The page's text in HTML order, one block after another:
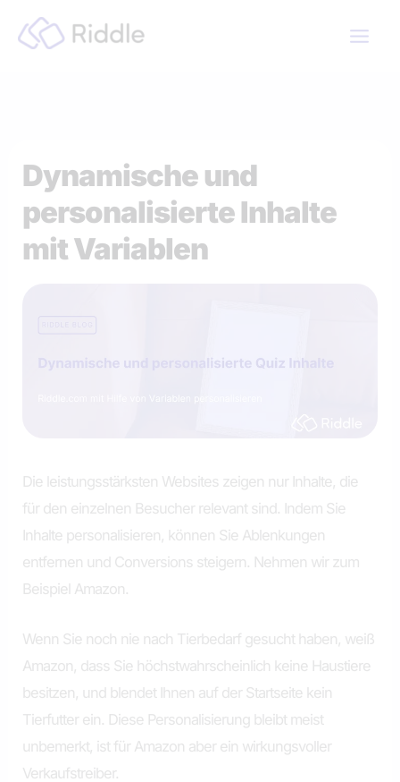
Inhalt
Dynamische und
personalisierte Inhalte
mit Variablen
Die leistungsstärksten Websites zeigen nur Inhalte, die
für den einzelnen Besucher relevant sind. Indem Sie
Inhalte personalisieren, können Sie Ablenkungen
entfernen und Conversions steigern. Nehmen wir zum
Beispiel Amazon.
Wenn Sie noch nie nach Tierbedarf gesucht haben, weiß
Amazon, dass Sie höchstwahrscheinlich keine Haustiere
besitzen, und blendet Ihnen auf der Startseite kein
Tierfutter ein. Diese Personalisierung bleibt meist
unbemerkt, ist für Amazon aber ein wirkungsvoller
Verkaufstreiber.